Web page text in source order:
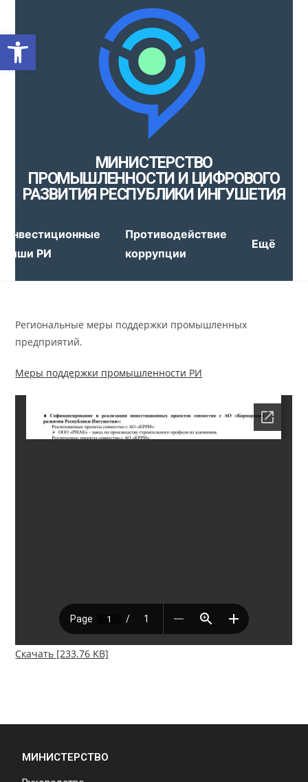
Открыть панель
МИНИСТЕРСТВО
ПРОМЫШЛЕННОСТИ И ЦИФРОВОГО
РАЗВИТИЯ РЕСПУБЛИКИ ИНГУШЕТИЯ
Инвестиционные
ниши РИ
Противодействие
коррупции
Ещё
Региональные меры поддержки промышленных
предприятий.
Меры поддержки промышленности РИ
Скачать [233.76 KB]
МИНИСТЕРСТВО